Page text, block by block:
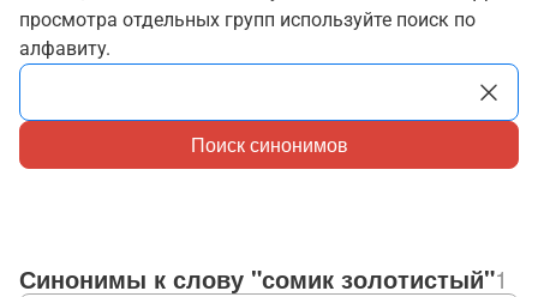
просмотра отдельных групп используйте поиск по
алфавиту.
Поиск синонимов
Синонимы к слову "сомик золотистый"1